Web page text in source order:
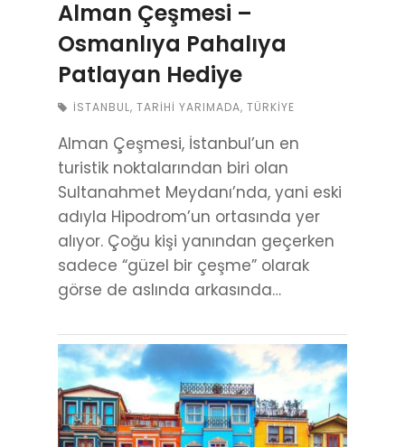
Alman Çeşmesi –
Osmanlıya Pahalıya
Patlayan Hediye
İSTANBUL, TARIHI YARIMADA, TÜRKIYE
Alman Çeşmesi, İstanbul’un en
turistik noktalarından biri olan
Sultanahmet Meydanı’nda, yani eski
adıyla Hipodrom’un ortasında yer
alıyor. Çoğu kişi yanından geçerken
sadece “güzel bir çeşme” olarak
görse de aslında arkasında…